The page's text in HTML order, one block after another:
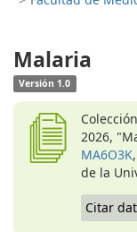
Malaria
Versión 1.0
2026,
MA6O3K
de la
Citar